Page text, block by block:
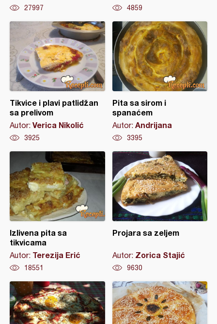
27997 4859
Tikvice i plavi patlidžan
sa prelivom
Autor: Verica Nikolić
3925
Pita sa sirom i
spanaćem
Autor: Andrijana
3395
Izlivena pita sa
tikvicama
Autor: Terezija Erić
18551
Projara sa zeljem
Autor: Zorica Stajić
9630